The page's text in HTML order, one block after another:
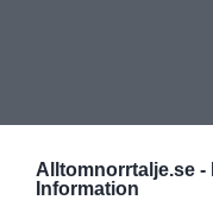
Alltomnorrtalje.se -
Information